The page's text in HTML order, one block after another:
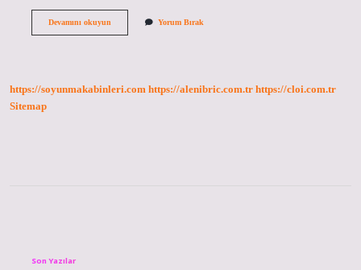
Devamını okuyunEskaza
Yorum Bırak
https://soyunmakabinleri.com https://alenibric.com.tr https://cloi.com.tr
Sitemap
Son Yazılar